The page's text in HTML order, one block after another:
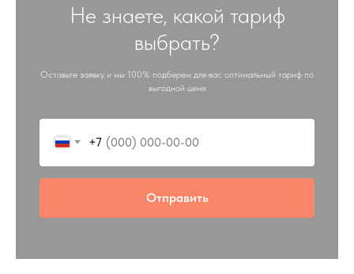
Не знаете, какой тариф
выбрать?
Оставьте заявку и мы 100% подберем для вас оптимальный тариф по
выгодной цене
+7
Отправить